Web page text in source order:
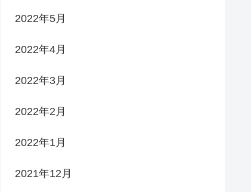
2022年5月
2022年4月
2022年3月
2022年2月
2022年1月
2021年12月